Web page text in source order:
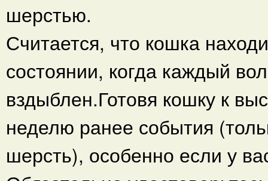
шерстью.
Считается, что кошка
состоянии, когда каждый
вздыблен.Готовя кошку к
неделю ранее события
шерсть), особенно если у